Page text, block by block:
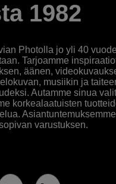
1982
Photolla jo yli 40
Tarjoamme
äänen,
musiikin ja
Autamme sinua
korkealaatuisten
varustuksen.